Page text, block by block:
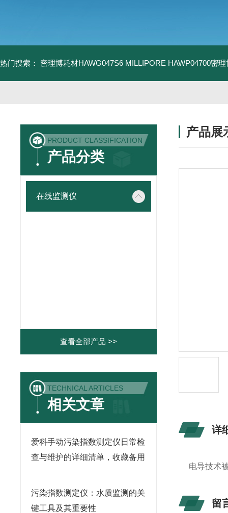
热门搜索： 密理博耗材HAWG047S6 MILLIPORE HAWP04700密
PRODUCT CLASSIFICATION
产品分类
在线监测仪
查看全部产品 >>
TECHNICAL ARTICLES
相关文章
爱科手动污染指数测定仪日常检
查与维护的详细清单，收藏备用
污染指数测定仪：水质监测的关
键工具及其重要性
产品展
详
电导技术
留